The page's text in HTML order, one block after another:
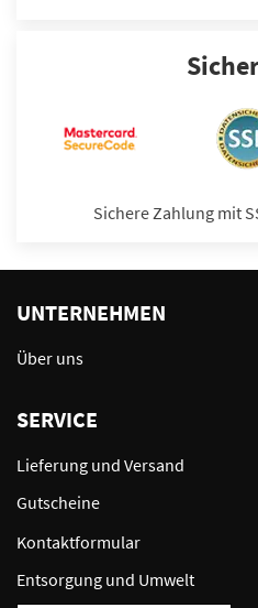
Sichere Zahlung mit
UNTERNEHMEN
Über uns
SERVICE
Lieferung und Versand
Gutscheine
Kontaktformular
Entsorgung und Umwelt